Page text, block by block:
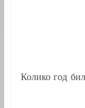
Колико год